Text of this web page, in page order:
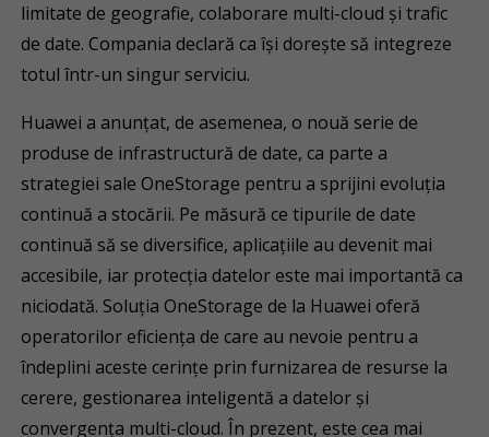
limitate de geografie, colaborare multi-cloud și trafic
de date. Compania declară ca își dorește să integreze
totul într-un singur serviciu.
Huawei a anunțat, de asemenea, o nouă serie de
produse de infrastructură de date, ca parte a
strategiei sale OneStorage pentru a sprijini evoluția
continuă a stocării. Pe măsură ce tipurile de date
continuă să se diversifice, aplicațiile au devenit mai
accesibile, iar protecția datelor este mai importantă ca
niciodată. Soluția OneStorage de la Huawei oferă
operatorilor eficiența de care au nevoie pentru a
îndeplini aceste cerințe prin furnizarea de resurse la
cerere, gestionarea inteligentă a datelor și
convergența multi-cloud. În prezent, este cea mai